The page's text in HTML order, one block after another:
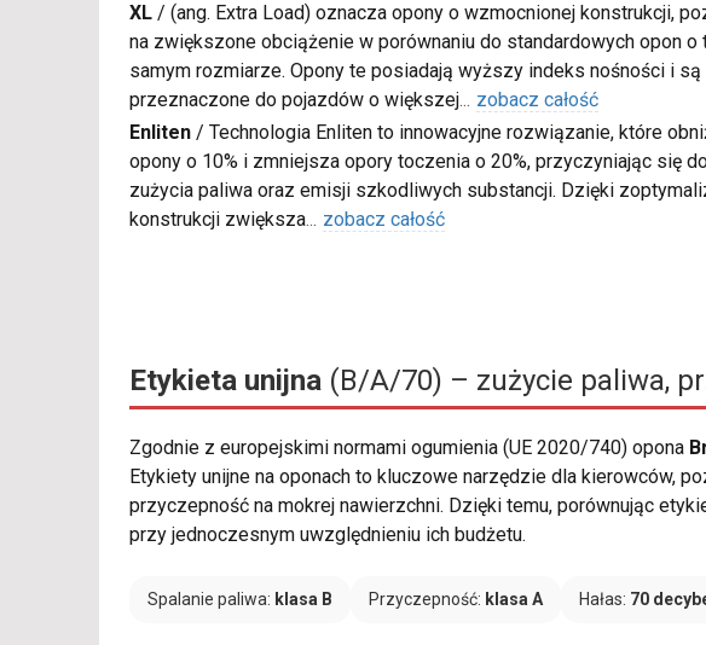
XL / (ang. Extra Load) oznacza opony o wzmocnionej konstrukcji,
na zwiększone obciążenie w porównaniu do standardowych opon o
samym rozmiarze. Opony te posiadają wyższy indeks nośności i są
przeznaczone do pojazdów o większej... zobacz całość
Enliten / Technologia Enliten to innowacyjne rozwiązanie, które
opony o 10% i zmniejsza opory toczenia o 20%, przyczyniając się
zużycia paliwa oraz emisji szkodliwych substancji. Dzięki
konstrukcji zwiększa... zobacz całość
Etykieta unijna (B/A/70) – zużycie paliwa,
Zgodnie z europejskimi normami ogumienia (UE 2020/740) opona
Etykiety unijne na oponach to kluczowe narzędzie dla kierowców,
przyczepność na mokrej nawierzchni. Dzięki temu, porównując
przy jednoczesnym uwzględnieniu ich budżetu.
Spalanie paliwa: klasa B Przyczepność: klasa A Hałas: 70